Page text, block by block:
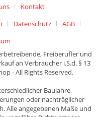
Kontakt
Datenschutz
AGB
Freiberufler und
an Verbraucher i.S.d. § 13
- All Rights Reserved.
Baujahre,
oder nachträglicher
Alle angegebenen Maße und